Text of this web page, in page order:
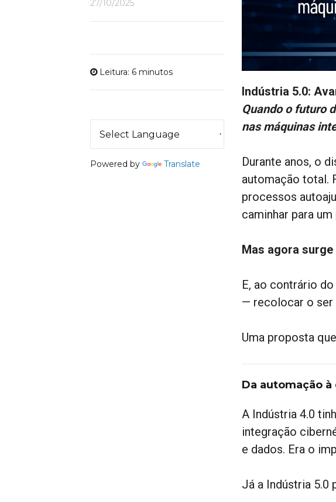
27/10/2025
Leitura: 6 minutos
Powered by Translate
Indústria 5.0:
Quando o futuro
nas máquinas
Durante anos, o
automação total.
processos
caminhar para
Mas agora
E, ao contrário
— recolocar o ser
Uma proposta
Da automação
A Indústria 4.0
integração
e dados. Era o
Já a Indústria 5.0